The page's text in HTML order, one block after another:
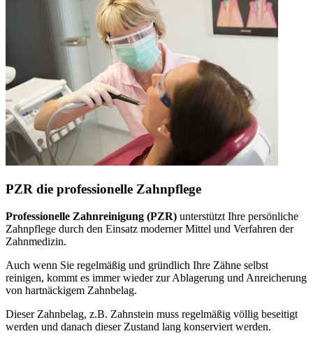
PZR die professionelle Zahnpflege
Professionelle Zahnreinigung (PZR) unterstützt Ihre persönliche
Zahnpflege durch den Einsatz moderner Mittel und Verfahren der
Zahnmedizin.
Auch wenn Sie regelmäßig und gründlich Ihre Zähne selbst
reinigen, kommt es immer wieder zur Ablagerung und Anreicherung
von hartnäckigem Zahnbelag.
Dieser Zahnbelag, z.B. Zahnstein muss regelmäßig völlig beseitigt
werden und danach dieser Zustand lang konserviert werden.